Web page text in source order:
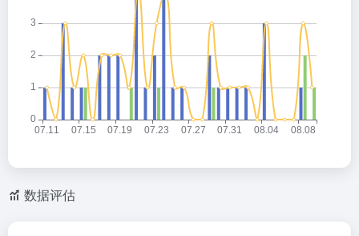
数据评估